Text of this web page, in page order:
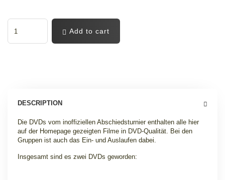
Add to cart
DESCRIPTION
Die DVDs vom inoffiziellen Abschiedsturnier enthalten alle hier
auf der Homepage gezeigten Filme in DVD-Qualität. Bei den
Gruppen ist auch das Ein- und Auslaufen dabei.
Insgesamt sind es zwei DVDs geworden: